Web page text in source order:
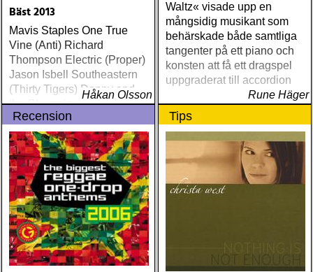
Bäst 2013
Mavis Staples One True
Vine (Anti) Richard
Thompson Electric (Proper)
Jason Isbell Southeastern
(Thirty Tigers) Danny and
the Champions of the World
Stay True (Loose) Slow Fox
Just Like the Birds (Rootsy)
Steve Earle The Low
Highway (New West) Bob
Dylan Another Self Portrait
(Columbia) Halden Electric
Women (Rootsy) Rokia
Traoré Beautiful Africa
(Nonesuch) Sam Baker Say
Grace (Sam Baker Music)
Guy Clark My Favorite
Håkan Olsson
Waltz« visade upp en
mångsidig musikant som
behärskade både samtliga
tangenter på ett piano och
konsten att få ett dragspel
uppgraderat till accordion
Rune Häger
Recension Tips